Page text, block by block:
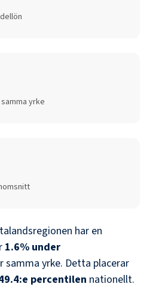
yrke
har en
1.6% under
yrke. Detta placerar
:e percentilen nationellt.